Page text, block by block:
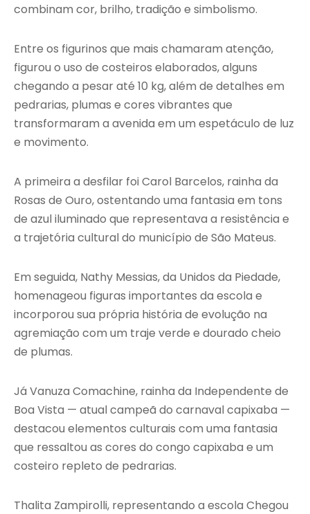
combinam cor, brilho, tradição e simbolismo.
Entre os figurinos que mais chamaram atenção,
figurou o uso de costeiros elaborados, alguns
chegando a pesar até 10 kg, além de detalhes em
pedrarias, plumas e cores vibrantes que
transformaram a avenida em um espetáculo de luz
e movimento.
A primeira a desfilar foi Carol Barcelos, rainha da
Rosas de Ouro, ostentando uma fantasia em tons
de azul iluminado que representava a resistência e
a trajetória cultural do município de São Mateus.
Em seguida, Nathy Messias, da Unidos da Piedade,
homenageou figuras importantes da escola e
incorporou sua própria história de evolução na
agremiação com um traje verde e dourado cheio
de plumas.
Já Vanuza Comachine, rainha da Independente de
Boa Vista — atual campeã do carnaval capixaba —
destacou elementos culturais com uma fantasia
que ressaltou as cores do congo capixaba e um
costeiro repleto de pedrarias.
Thalita Zampirolli, representando a escola Chegou